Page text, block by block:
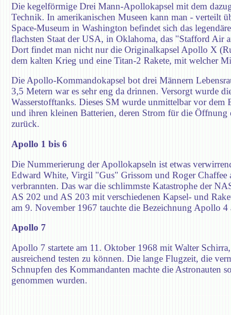
Die kegelförmige Drei Mann-Apollokapsel mit dem
Technik. In amerikanischen Museen kann man - verteilt
Space-Museum in Washington befindet sich das
flachsten Staat der USA, in Oklahoma, das "Stafford Air
Dort findet man nicht nur die Originalkapsel Apollo X
dem kalten Krieg und eine Titan-2 Rakete, mit welcher
Die Apollo-Kommandokapsel bot drei Männern
3,5 Metern war es sehr eng da drinnen. Versorgt wurde
Wasserstofftanks. Dieses SM wurde unmittelbar vor
und ihren kleinen Batterien, deren Strom für die
zurück.
Apollo 1 bis 6
Die Nummerierung der Apollokapseln ist etwas
Edward White, Virgil "Gus" Grissom und Roger Chaffee
verbrannten. Das war die schlimmste Katastrophe der
AS 202 und AS 203 mit verschiedenen Kapsel- und
am 9. November 1967 tauchte die Bezeichnung Apollo
Apollo 7
Apollo 7 startete am 11. Oktober 1968 mit Walter
ausreichend testen zu können. Die lange Flugzeit, die
Schnupfen des Kommandanten machte die Astronauten
genommen wurden.